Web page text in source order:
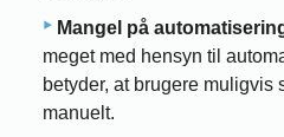
Mangel på
meget med hensyn til
betyder, at brugere
manuelt.